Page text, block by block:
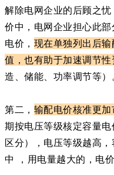
解除电网企业的后顾之
价中，电网企业担心此
电价， 现在单独列出后
值，也有助于加速调节
造、储能、功率调节等）
第二， 输配电价核准更加
期按电压等级核定容量
区分），电压等级越高
中 ，用电量越大的，电价